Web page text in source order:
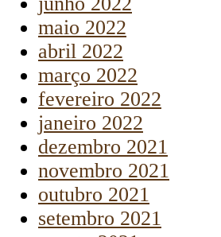
maio 2022
abril 2022
março 2022
fevereiro 2022
janeiro 2022
dezembro 2021
novembro 2021
outubro 2021
setembro 2021